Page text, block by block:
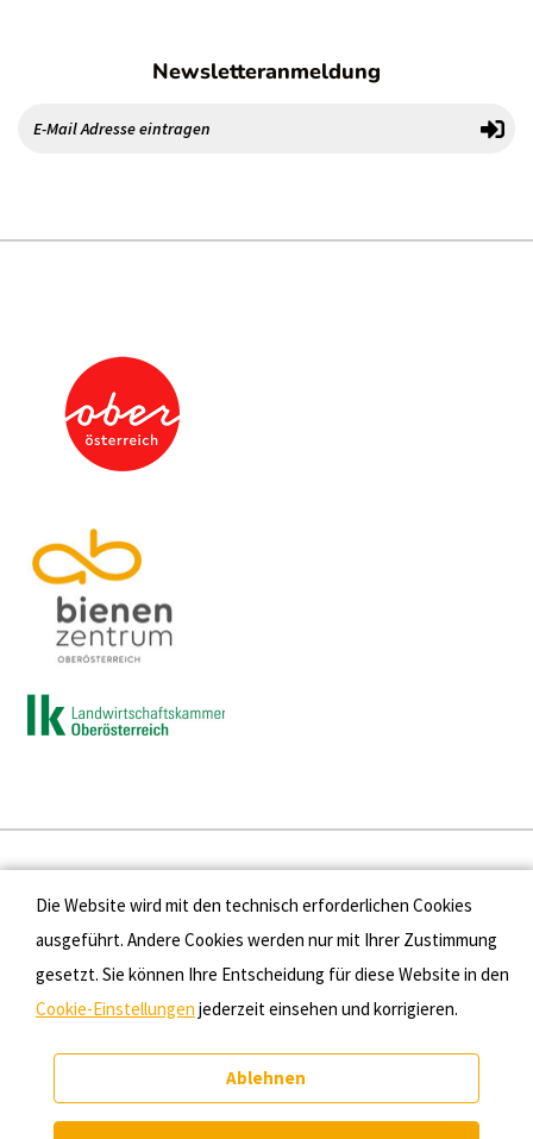
Newsletteranmeldung
Presse
Kontakt
Datenschutz
Cookie-Einstellungen
Die Website wird mit den technisch erforderlichen Cookies
ausgeführt. Andere Cookies werden nur mit Ihrer Zustimmung
gesetzt. Sie können Ihre Entscheidung für diese Website in den
Cookie-Einstellungen jederzeit einsehen und korrigieren.
Ablehnen